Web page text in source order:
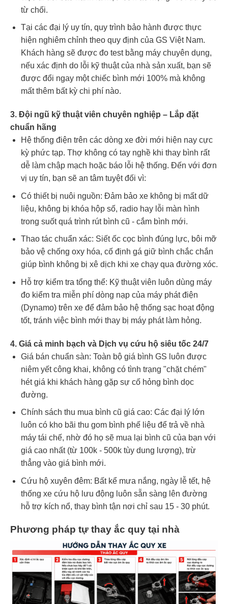
từ chối.
Tại các đại lý uy tín, quy trình bảo hành được thực
hiện nghiêm chỉnh theo quy định của GS Việt Nam.
Khách hàng sẽ được đo test bằng máy chuyên dụng,
nếu xác định do lỗi kỹ thuật của nhà sản xuất, bạn sẽ
được đổi ngay một chiếc bình mới 100% mà không
mất thêm bất kỳ chi phí nào.
3. Đội ngũ kỹ thuật viên chuyên nghiệp – Lắp đặt
chuẩn hãng
Hệ thống điện trên các dòng xe đời mới hiện nay cực
kỳ phức tạp. Thợ không có tay nghề khi thay bình rất
dễ làm chập mạch hoặc báo lỗi hệ thống. Đến với đơn
vị uy tín, bạn sẽ an tâm tuyệt đối vì:
Có thiết bị nuôi nguồn: Đảm bảo xe không bị mất dữ
liệu, không bị khóa hộp số, radio hay lỗi màn hình
trong suốt quá trình rút bình cũ - cắm bình mới.
Thao tác chuẩn xác: Siết ốc cọc bình đúng lực, bôi mỡ
bảo vệ chống oxy hóa, cố định gá giữ bình chắc chắn
giúp bình không bị xê dịch khi xe chạy qua đường xóc.
Hỗ trợ kiểm tra tổng thể: Kỹ thuật viên luôn dùng máy
đo kiểm tra miễn phí dòng nạp của máy phát điện
(Dynamo) trên xe để đảm bảo hệ thống sạc hoạt động
tốt, tránh việc bình mới thay bị máy phát làm hỏng.
4. Giá cả minh bạch và Dịch vụ cứu hộ siêu tốc 24/7
Giá bán chuẩn sàn: Toàn bộ giá bình GS luôn được
niêm yết công khai, không có tình trạng "chặt chém"
hét giá khi khách hàng gặp sự cố hỏng bình dọc
đường.
Chính sách thu mua bình cũ giá cao: Các đại lý lớn
luôn có kho bãi thu gom bình phế liệu để trả về nhà
máy tái chế, nhờ đó họ sẽ mua lại bình cũ của bạn với
giá cao nhất (từ 100k - 500k tùy dung lượng), trừ
thẳng vào giá bình mới.
Cứu hộ xuyên đêm: Bất kể mưa nắng, ngày lễ tết, hệ
thống xe cứu hộ lưu động luôn sẵn sàng lên đường
hỗ trợ kích nổ, thay bình tận nơi chỉ sau 15 - 30 phút.
Phương pháp tự thay ắc quy tại nhà